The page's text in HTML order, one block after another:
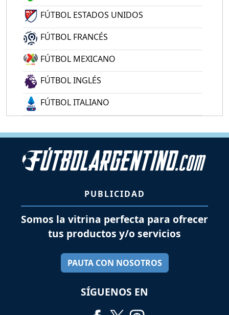
FÚTBOL ESTADOS UNIDOS
FÚTBOL FRANCÉS
FÚTBOL MEXICANO
FÚTBOL INGLÉS
FÚTBOL ITALIANO
PUBLICIDAD
Somos la vitrina perfecta para ofrecer
tus productos y/o servicios
PAUTA CON NOSOTROS
SÍGUENOS EN